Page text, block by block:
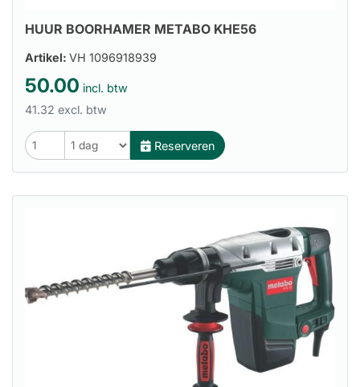
HUUR BOORHAMER METABO KHE56
Artikel: VH 1096918939
50.00 incl. btw
41.32 excl. btw
Reserveren